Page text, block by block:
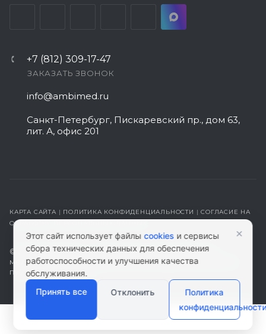
+7 (812) 309-17-47
ЗАКАЗАТЬ ЗВОНОК
info@ambimed.ru
Санкт-Петербург, Пискаревский пр., дом 63,
лит. А, офис 201
КАРТА САЙТА | ПОЛИТИКА КОНФИДЕНЦИАЛЬНОСТИ |СОГЛАСИЕ НА
ОБРАБОТКУ ПЕРСОНАЛЬНЫХ ДАННЫХ
© 2026 ambimed.ru - Медицинское оборудование и
медтехника. Информация на этом ресурсе не является
публичной офертой.
Этот сайт использует файлыcookies и сервисы
сбора технических данных для обеспечения
работоспособности и улучшения качества
обслуживания.
Принять все
Отклонить
Политика
конфиденциальности
×